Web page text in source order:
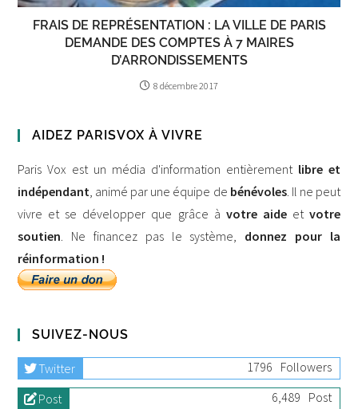
FRAIS DE REPRÉSENTATION : LA VILLE DE PARIS
DEMANDE DES COMPTES À 7 MAIRES
D’ARRONDISSEMENTS
8 décembre 2017
AIDEZ PARISVOX À VIVRE
Paris Vox est un média d'information entièrement libre et
indépendant, animé par une équipe de bénévoles. Il ne peut
vivre et se développer que grâce à votre aideet votre
soutien. Ne financez pas le système, donnez pour la
réinformation !
SUIVEZ-NOUS
Twitter 1796 Followers
Post
6,489 Post